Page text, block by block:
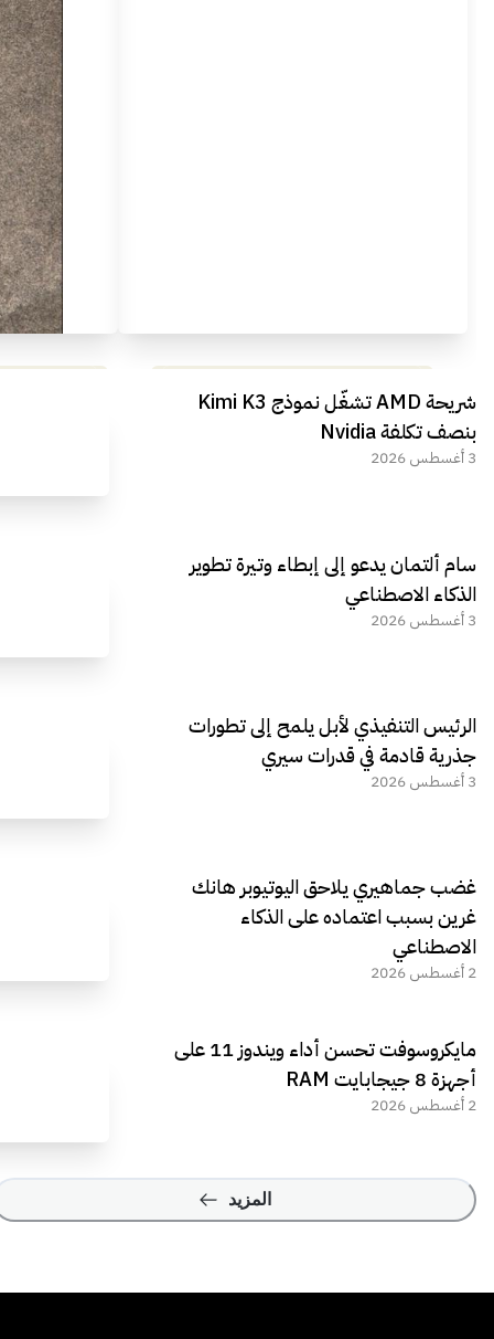
مراجعة شاملة لعملاق الألعاب
الجديد REDMAGIC 11 AIR
شريحة AMD تشغّل نموذج Kimi K3
بنصف تكلفة Nvidia
3 أغسطس 2026
سام ألتمان يدعو إلى إبطاء وتيرة تطوير
الذكاء الاصطناعي
3 أغسطس 2026
الرئيس التنفيذي لأبل يلمح إلى تطورات
جذرية قادمة في قدرات سيري
3 أغسطس 2026
غضب جماهيري يلاحق اليوتيوبر هانك
غرين بسبب اعتماده على الذكاء
الاصطناعي
2 أغسطس 2026
مايكروسوفت تحسن أداء ويندوز 11 على
أجهزة 8 جيجابايت RAM
2 أغسطس 2026
المزيد